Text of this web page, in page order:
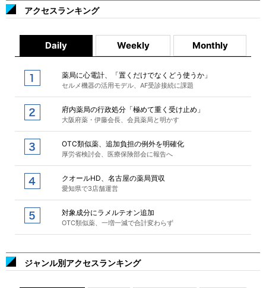
アクセスランキング
Daily Weekly Monthly
薬局に心電計、「置くだけでなくどう使うか」
セルメ機器の活用モデル、AF受診接続に課題
府内薬局の行政処分「極めて重く受け止め」
大阪府薬・伊藤会長、会員薬局と明かす
OTC類似薬、追加負担の例外を明確化
厚労省検討会、医療保険部会に報告へ
クオールHD、名古屋の薬局買収
愛知県で3店舗運営
対象成分にラメルテオン追加
OTC類似薬、一増一減で合計変わらず
ジャンル別アクセスランキング